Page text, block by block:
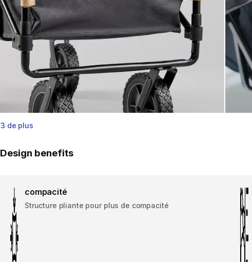
3 de plus
Design benefits
compacité
Structure pliante pour plus de compacité